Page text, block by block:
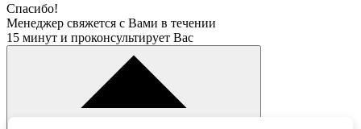
Спасибо!
Менеджер свяжется с Вами в течении
15 минут и проконсультирует Вас